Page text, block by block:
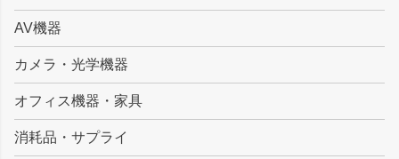
AV機器
カメラ・光学機器
オフィス機器・家具
消耗品・サプライ